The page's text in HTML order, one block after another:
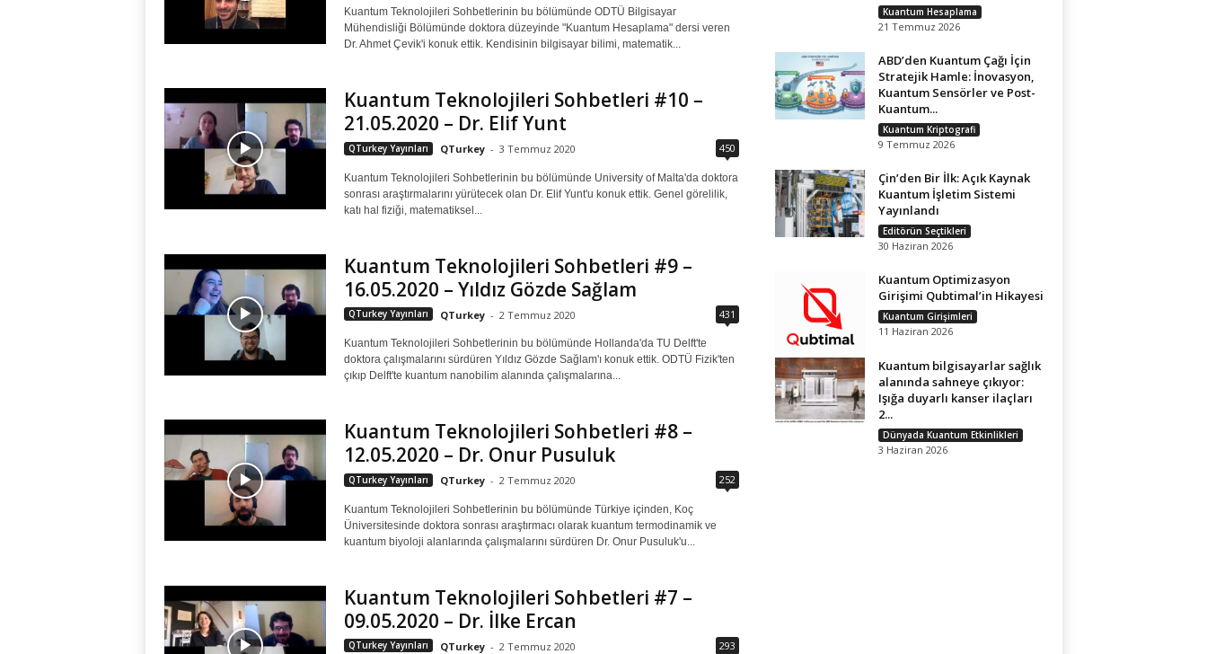
Kuantum Teknolojileri Sohbetlerinin bu bölümünde ODTÜ Bilgisayar
Mühendisliği Bölümünde doktora düzeyinde "Kuantum Hesaplama" dersi veren
Dr. Ahmet Çevik'i konuk ettik. Kendisinin bilgisayar bilimi, matematik...
Kuantum Teknolojileri Sohbetleri #10 –
21.05.2020 – Dr. Elif Yunt
QTurkey Yayınları QTurkey - 3 Temmuz 2020 450
Kuantum Teknolojileri Sohbetlerinin bu bölümünde University of Malta'da doktora
sonrası araştırmalarını yürütecek olan Dr. Elif Yunt'u konuk ettik. Genel görelilik,
katı hal fiziği, matematiksel...
Kuantum Teknolojileri Sohbetleri #9 –
16.05.2020 – Yıldız Gözde Sağlam
QTurkey Yayınları QTurkey - 2 Temmuz 2020 431
Kuantum Teknolojileri Sohbetlerinin bu bölümünde Hollanda'da TU Delft'te
doktora çalışmalarını sürdüren Yıldız Gözde Sağlam'ı konuk ettik. ODTÜ Fizik'ten
çıkıp Delft'te kuantum nanobilim alanında çalışmalarına...
Kuantum Teknolojileri Sohbetleri #8 –
12.05.2020 – Dr. Onur Pusuluk
QTurkey Yayınları QTurkey - 2 Temmuz 2020 252
Kuantum Teknolojileri Sohbetlerinin bu bölümünde Türkiye içinden, Koç
Üniversitesinde doktora sonrası araştırmacı olarak kuantum termodinamik ve
kuantum biyoloji alanlarında çalışmalarını sürdüren Dr. Onur Pusuluk'u...
Kuantum Teknolojileri Sohbetleri #7 –
09.05.2020 – Dr. İlke Ercan
QTurkey Yayınları QTurkey - 2 Temmuz 2020 293
Kuantum Hesaplama
21 Temmuz 2026
ABD’den Kuantum Çağı İçin
Stratejik Hamle: İnovasyon,
Kuantum Sensörler ve Post-
Kuantum...
Kuantum Kriptografi
9 Temmuz 2026
Çin’den Bir İlk: Açık Kaynak
Kuantum İşletim Sistemi
Yayınlandı
Editörün Seçtikleri
30 Haziran 2026
Kuantum Optimizasyon
Girişimi Qubtimal’in Hikayesi
Kuantum Girişimleri
11 Haziran 2026
Kuantum bilgisayarlar sağlık
alanında sahneye çıkıyor:
Işığa duyarlı kanser ilaçları
2...
Dünyada Kuantum Etkinlikleri
3 Haziran 2026